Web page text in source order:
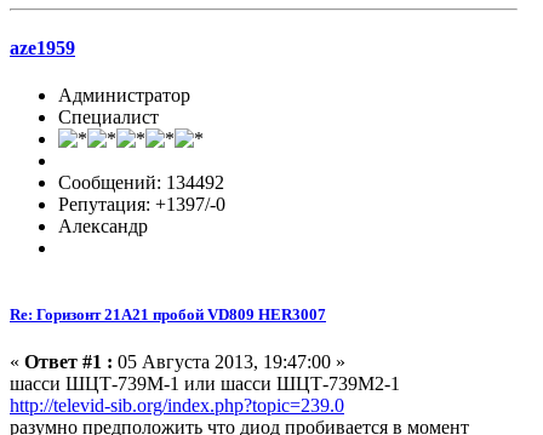
aze1959
Администратор
Специалист
Сообщений: 134492
Репутация: +1397/-0
Александр
Re: Горизонт 21A21 пробой VD809 HER3007
« Ответ #1 : 05 Августа 2013, 19:47:00 »
шасси ШЦТ-739M-1 или шасси ШЦТ-739M2-1
http://televid-sib.org/index.php?topic=239.0
разумно предположить что диод пробивается в момент